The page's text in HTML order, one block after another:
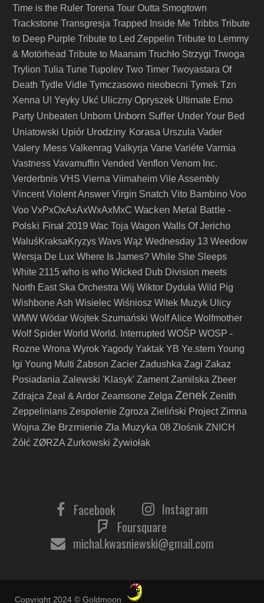
Time is the Ruler Torena Tour Outta Smogtown
Trackstone Transgresja Trapped Inside Me Tribbs Tribute
to Deep Purple Tribute to Led Zeppelin Tribute to Lemmy
& Motörhead Tribute to Maanam Truchło Strzygi Trwoga
Trylion Tulia Tune Tupolev Two Timer Twoyastara Of
Death Tydle Vidle Tymczasowo nieobecni Tymek Tzn
Xenna U! Yeyky Ukć Uliczny Opryszek Ultimate Emo
Party Unbeaten Unborn Unborn Suffer Under Your Bed
Uniatowski Upiór Urodziny Korasa Urszula Vader
Valery Mess Valkenrag Valkyrja Vane Variéte Varmia
Vastness Vavamuffin Vended Venflon Venom Inc.
Verderbnis VHS Vierna Viimaheim Vile Assembly
Vincent Violent Answer Virgin Snatch Vito Bambino Voo
Voo VxPxOxAxAxWxAxMxC Wacken Metal Battle -
Polski Finał 2019 Wac Toja Wagon Walls Of Jericho
WaluśKraksaKryzys Wavs Wąż Wednesday 13 Weedow
Wersja De Lux Where Is James? While She Sleeps
White 2115 who is who Wicked Dub Division meets
North East Ska Orchestra Wij Wiktor Dyduła Wild Pig
Wishbone Ash Wisielec Wiśniosz Witek Muzyk Ulicy
WMW Wödar Wojtek Szumański Wolf Alice Wolfmother
Wolf Spider World World. Interrupted WOŚP WOSP -
Rozne Wrona Wyrok Yagody Yaktak YB Ye.stem Young
Igi Young Multi Żabson Zacier Zadushka Zagi Zakaz
Posiadania Zalewski 'Klasyk' Zament Zamilska Zbeer
Zdrajca Zeal & Ardor Zeamsone Zelga Zenek Zenith
Zeppelinians Zespolenie Zgroza Zieliński Project Zimna
Wojna Złe Brzmienie Zła Muzyka 08 Złośnik ZNICH
Żółć ZØRZA Żurkowski Żywiołak
Facebook
Instagram
Foursquare
michal.kwasniewski@gmail.com
Copyright 2024 © Goldmoon